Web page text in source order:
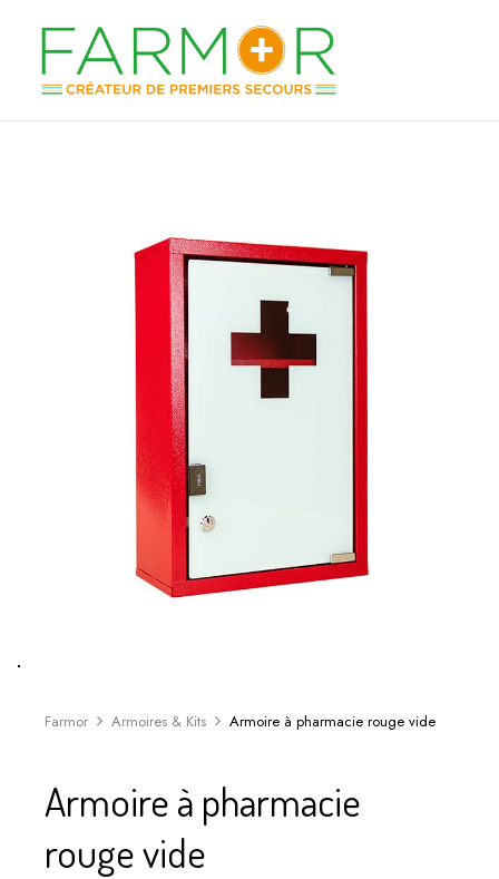
Farmor Armoires & Kits Armoire à pharmacie rouge vide
Armoire à pharmacie
rouge vide